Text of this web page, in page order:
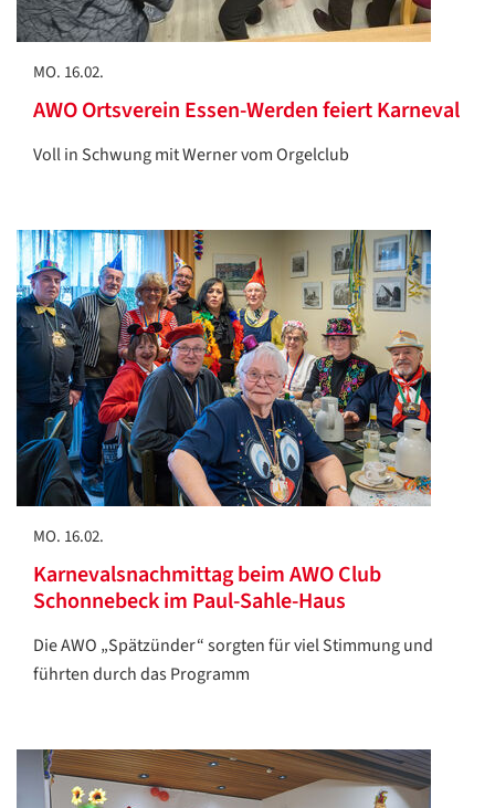
MO. 16.02.
AWO Ortsverein Essen-Werden feiert Karneval
Voll in Schwung mit Werner vom Orgelclub
MO. 16.02.
Karnevalsnachmittag beim AWO Club
Schonnebeck im Paul-Sahle-Haus
Die AWO „Spätzünder“ sorgten für viel Stimmung und
führten durch das Programm